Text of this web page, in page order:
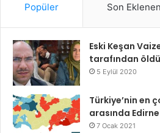
Popüler Son Eklenen
Eski Keşan
tarafından
5 Eylül 2020
Türkiye’nin en
arasında
7 Ocak 2021